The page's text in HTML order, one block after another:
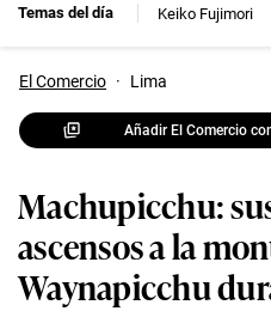
Temas del día Keiko Fujimori
El Comercio · Lima
Añadir El Comercio
Machupicchu:
ascensos a la
Waynapicchu